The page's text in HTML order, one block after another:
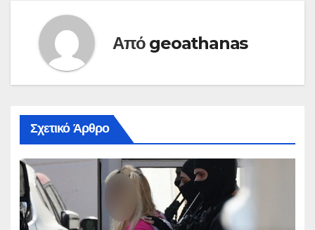
Από geoathanas
Σχετικό Άρθρο